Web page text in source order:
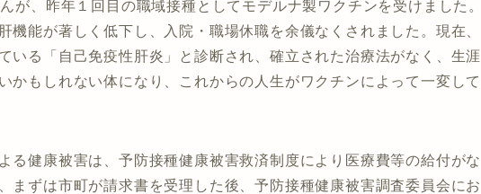
が、昨年１回目の職域接種としてモデルナ製ワクチンを受けました。
機能が著しく低下し、入院・職場休職を余儀なくされました。現在、
いる「自己免疫性肝炎」と診断され、確立された治療法がなく、生涯
かもしれない体になり、これからの人生がワクチンによって一変して
る健康被害は、予防接種健康被害救済制度により医療費等の給付がな
まずは市町が請求書を受理した後、予防接種健康被害調査委員会にお